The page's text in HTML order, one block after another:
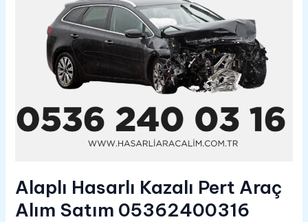
Alaplı Hasarlı Kazalı Pert Araç
Alım Satım 05362400316